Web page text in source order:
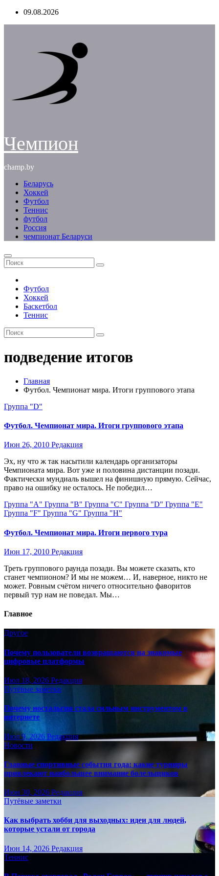
Перейти09.08.2026
Чемпион
champ.by
Беларусь
Хоккей
Футбол
Теннис
футбол
Россия
чемпионат Беларуси
Футбол
Хоккей
Баскетбол
Теннис
подведение итогов
Главная
Футбол. Чемпионат мира. Итоги группового этапа
Группа "D"
Футбол. Чемпионат мира. Итоги группового этапа
Июн 26, 2010 Редакция
Эх, ну что ж так насытили календарь организаторы
Чемпионата мира. Вот уже и половина дистанции позади.
Фактически мундиаль вышел на финишную прямую. Сейчас,
право на ошибку не осталось. Не победил…
Группа "A" Группа "B" Группа "C" Группа "D" Группа "E"
Группа "F" Группа "G" Группа "Н"
Футбол. Чемпионат мира. Итоги первого тура
Июн 17, 2010 Редакция
Треть группового раунда позади. Вы можете сказать, кто
станет чемпионом? И мы не можем… И, наверное, никто не
может. Ровным счётом ничего относительно фаворитов
первый тур нам не поведал. Мы…
Главное
Другое
Почему пользователи возвращаются на знакомые
цифровые платформы
Июл 18, 2026 Редакция
Путёвые заметки
Почему ностальгия стала сильным инструментом в
интернете
Июл 9, 2026 Редакция
Новости
Главные спортивные события года: какие турниры
привлекают наибольшее внимание болельщиков
Июн 30, 2026 Редакция
Путёвые заметки
Как выбрать хобби для выходных: идеи для людей,
которые устали от города
Июн 14, 2026 Редакция
Теннис